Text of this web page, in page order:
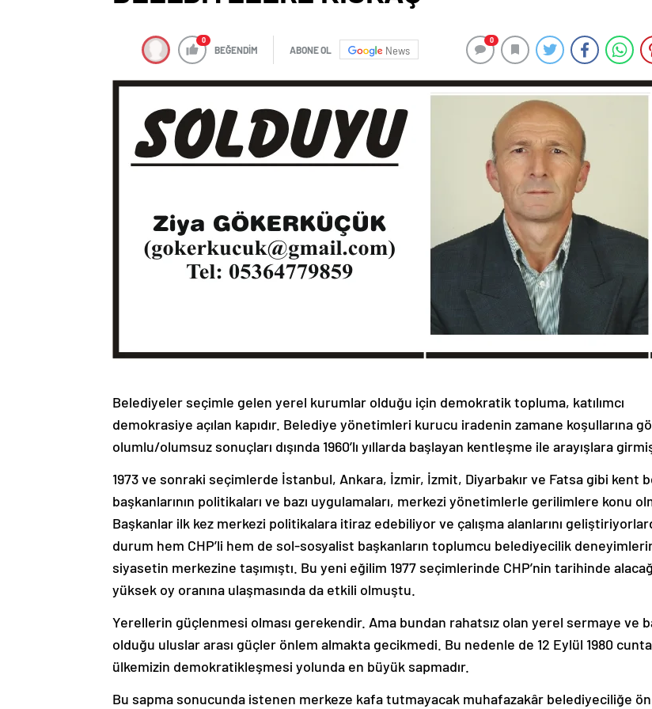
0
BEĞENDİM ABONE OL News
0
Belediyeler seçimle gelen yerel kurumlar olduğu için demokratik topluma, katılımcı
demokrasiye açılan kapıdır. Belediye yönetimleri kurucu iradenin zamane koşullarına
olumlu/olumsuz sonuçları dışında 1960’lı yıllarda başlayan kentleşme ile arayışlara
1973 ve sonraki seçimlerde İstanbul, Ankara, İzmir, İzmit, Diyarbakır ve Fatsa gibi kent
başkanlarının politikaları ve bazı uygulamaları, merkezi yönetimlerle gerilimlere konu
Başkanlar ilk kez merkezi politikalara itiraz edebiliyor ve çalışma alanlarını
durum hem CHP’li hem de sol-sosyalist başkanların toplumcu belediyecilik
siyasetin merkezine taşımıştı. Bu yeni eğilim 1977 seçimlerinde CHP’nin tarihinde
yüksek oy oranına ulaşmasında da etkili olmuştu.
Yerellerin güçlenmesi olması gerekendir. Ama bundan rahatsız olan yerel sermaye ve
olduğu uluslar arası güçler önlem almakta gecikmedi. Bu nedenle de 12 Eylül 1980
ülkemizin demokratikleşmesi yolunda en büyük sapmadır.
Bu sapma sonucunda istenen merkeze kafa tutmayacak muhafazakâr belediyeciliğe ön